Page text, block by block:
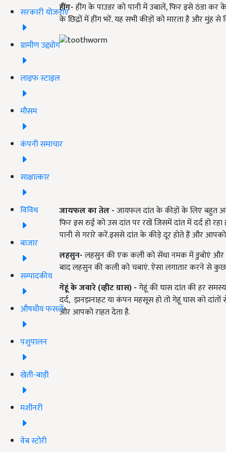
सरकारी योजनाएं
ग्रामीण उद्द्योग
लाइफ स्टाइल
मौसम
कंपनी समाचार
साक्षात्कार
विविध
बाजार
सम्पादकीय
औषधीय फसलें
पशुपालन
खेती-बाड़ी
मशीनरी
वेब स्टोरी
हींग-हींग के पाउडर को पानी में उबालें, फिर इसे ठंडा
के छिद्रों में हींग भरें. यह सभी कीड़ों को मारता है और मुंह
जायफल का तेल-जायफल दांत के कीड़ों के लिए बहुत
फिर इस रुई को उस दांत पर रखें जिसमें दांत में दर्द हो
पानी से गरारे करें.इससे दांत के कीड़े दूर होते हैं और आपको
लहसुन-लहसुन की एक कली को सेंधा नमक में डुबोएं और
बाद लहसुन की कली को चबाएं. ऐसा लगातार करने से
गेहूं के जवारे (व्हीट ग्रास)-गेहूं की घास दांत की हर
दर्द, झनझनाहट या कंपन महसूस हो तो गेहूं घास को
और आपको राहत देता है.